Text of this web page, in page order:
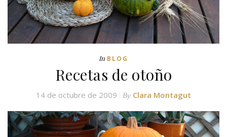
In BLOG
Recetas de otoño
14 de octubre de 2009 By Clara Montagut